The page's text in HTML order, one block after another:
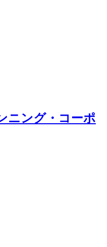
ニング・コーポ